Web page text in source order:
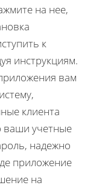
на нее,
к
инструкциям.
вам
клиента
ваши учетные
надежно
приложение
на